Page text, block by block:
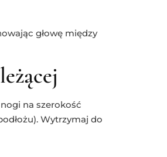
głowę między
na szerokość
Wytrzymaj do